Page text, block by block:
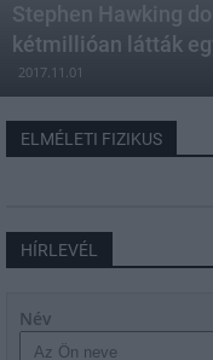
Stephen Hawking
kétmillióan látták
2017.11.01
ELMÉLETI FIZIKUS
HÍRLEVÉL
Név